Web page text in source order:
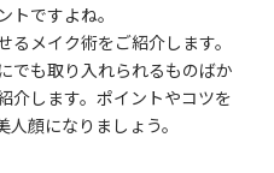
ですよね。
メイク術をご紹介します。
でも取り入れられるものばか
介します。ポイントやコツを
顔になりましょう。